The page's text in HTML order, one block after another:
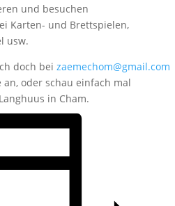
und besuchen
Karten- und Brettspielen,
usw.
doch bei zaemechom@gmail.com
oder schau einfach mal
in Cham.